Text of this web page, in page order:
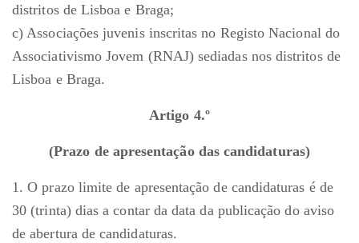
distritos de Lisboa e Braga;
c) Associações juvenis inscritas no Registo Nacional do
Associativismo Jovem (RNAJ) sediadas nos distritos de
Lisboa e Braga.
Artigo 4.º
(Prazo de apresentação das candidaturas)
1. O prazo limite de apresentação de candidaturas é de
30 (trinta) dias a contar da data da publicação do aviso
de abertura de candidaturas.